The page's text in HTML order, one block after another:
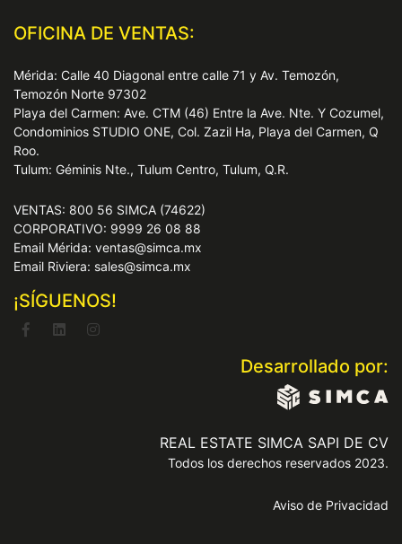
OFICINA DE VENTAS:
Mérida: Calle 40 Diagonal entre calle 71 y Av. Temozón,
Temozón Norte 97302
Playa del Carmen: Ave. CTM (46) Entre la Ave. Nte. Y Cozumel,
Condominios STUDIO ONE, Col. Zazil Ha, Playa del Carmen, Q
Roo.
Tulum: Géminis Nte., Tulum Centro, Tulum, Q.R.
VENTAS: 800 56 SIMCA (74622)
CORPORATIVO: 9999 26 08 88
Email Mérida: ventas@simca.mx
Email Riviera: sales@simca.mx
¡SÍGUENOS!
Desarrollado por:
REAL ESTATE SIMCA SAPI DE CV
Todos los derechos reservados 2023.
Aviso de Privacidad